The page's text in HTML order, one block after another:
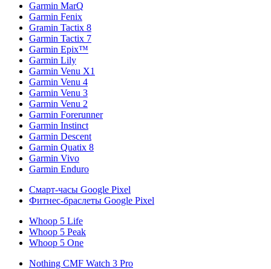
Garmin MarQ
Garmin Fenix
Gramin Tactix 8
Garmin Tactix 7
Garmin Epix™
Garmin Lily
Garmin Venu X1
Garmin Venu 4
Garmin Venu 3
Garmin Venu 2
Garmin Forerunner
Garmin Instinct
Garmin Descent
Garmin Quatix 8
Garmin Vivo
Garmin Enduro
Смарт-часы Google Pixel
Фитнес-браслеты Google Pixel
Whoop 5 Life
Whoop 5 Peak
Whoop 5 One
Nothing CMF Watch 3 Pro